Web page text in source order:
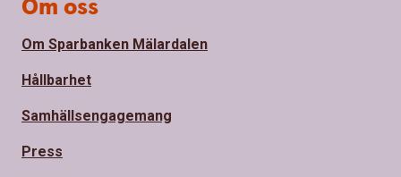
Om oss
Om Sparbanken Mälardalen
Hållbarhet
Samhällsengagemang
Press